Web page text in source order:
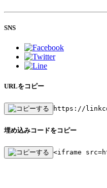
SNS
URLをコピー
https://
埋め込みコードをコピー
<iframe